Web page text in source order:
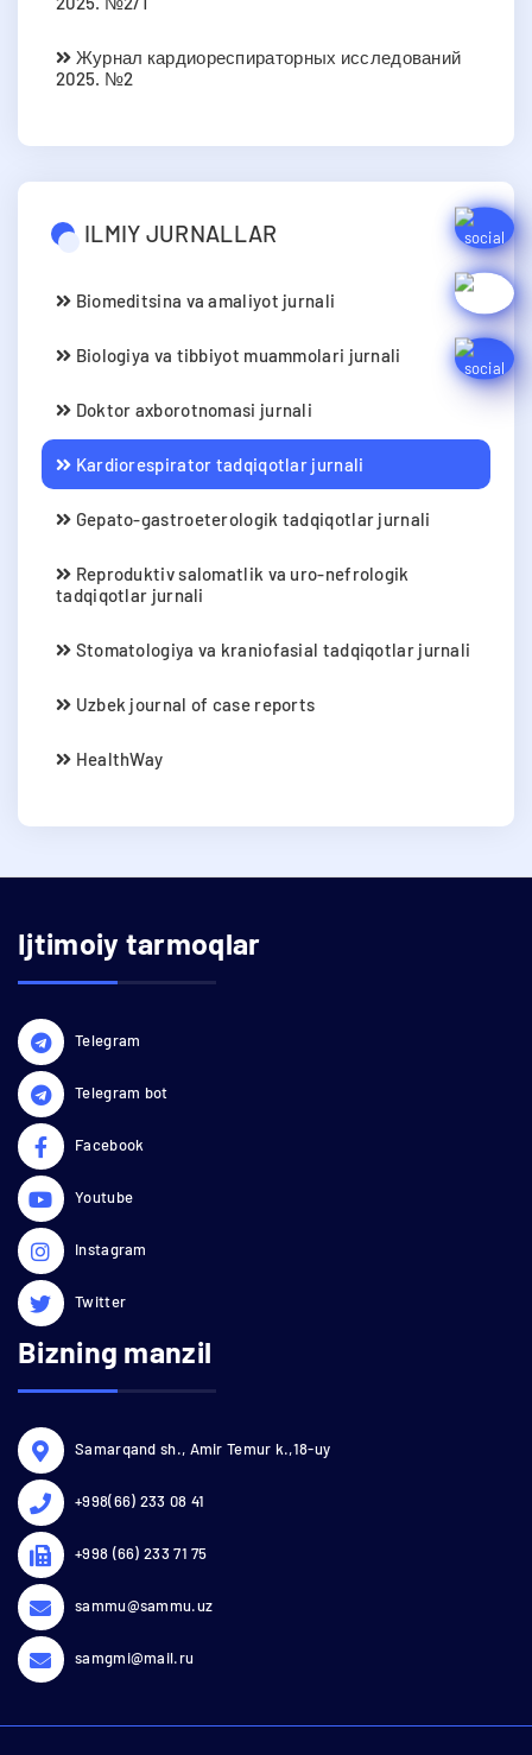
Журнал кардиореспираторных исследований
2025. №2
ILMIY JURNALLAR
Biomeditsina va amaliyot jurnali
Biologiya va tibbiyot muammolari jurnali
Doktor axborotnomasi jurnali
Kardiorespirator tadqiqotlar jurnali
Gepato-gastroeterologik tadqiqotlar jurnali
Reproduktiv salomatlik va uro-nefrologik
tadqiqotlar jurnali
Stomatologiya va kraniofasial tadqiqotlar jurnali
Uzbek journal of case reports
HealthWay
Ijtimoiy tarmoqlar
Telegram
Telegram bot
Facebook
Youtube
Instagram
Twitter
Bizning manzil
Samarqand sh., Amir Temur k.,18-uy
+998(66) 233 08 41
+998 (66) 233 71 75
sammu@sammu.uz
samgmi@mail.ru